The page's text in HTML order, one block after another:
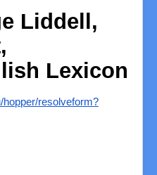
Liddell,
Lexicon
hopper/resolveform?